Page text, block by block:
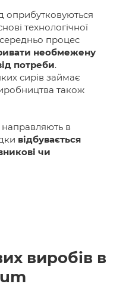
оприбутковуються
технологічної
процес
необмежену
потреби.
сирів займає
також
в
відбувається
чи
виробів в